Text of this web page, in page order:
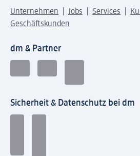
Unternehmen Jobs Services
Geschäftskunden
dm & Partner
Sicherheit & Datenschutz bei dm